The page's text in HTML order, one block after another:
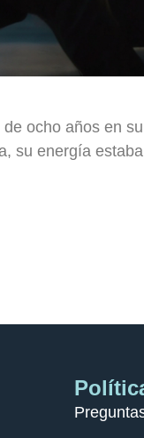
ocho años en
su energía